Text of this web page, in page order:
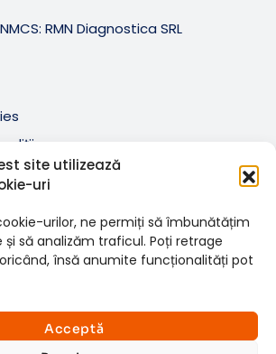
site utilizează
uri
urilor, ne permiți să îmbunătățim
și să analizăm traficul. Poți retrage
însă anumite funcționalități pot
Acceptă
RMN Diagnostica SRL
de:www.t-web.ro
×
si investigații